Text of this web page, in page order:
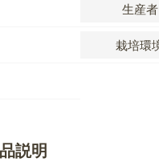
生産者
栽培環
説明